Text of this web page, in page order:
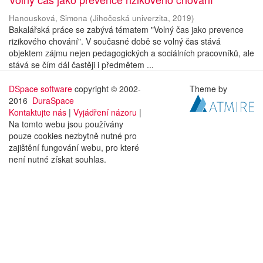
Hanousková, Simona (Jihočeská univerzita, 2019)
Bakalářská práce se zabývá tématem "Volný čas jako prevence
rizikového chování". V současné době se volný čas stává
objektem zájmu nejen pedagogických a sociálních pracovníků, ale
stává se čím dál častěji i předmětem ...
DSpace software copyright © 2002-
2016 DuraSpace
Kontaktujte nás | Vyjádření názoru |
Na tomto webu jsou používány
pouze cookies nezbytně nutné pro
zajištění fungování webu, pro které
není nutné získat souhlas.
Theme by